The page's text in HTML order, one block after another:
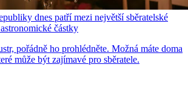
dnes patří mezi největší sběratelské
částky
pořádně ho prohlédněte. Možná máte doma
může být zajímavé pro sběratele.